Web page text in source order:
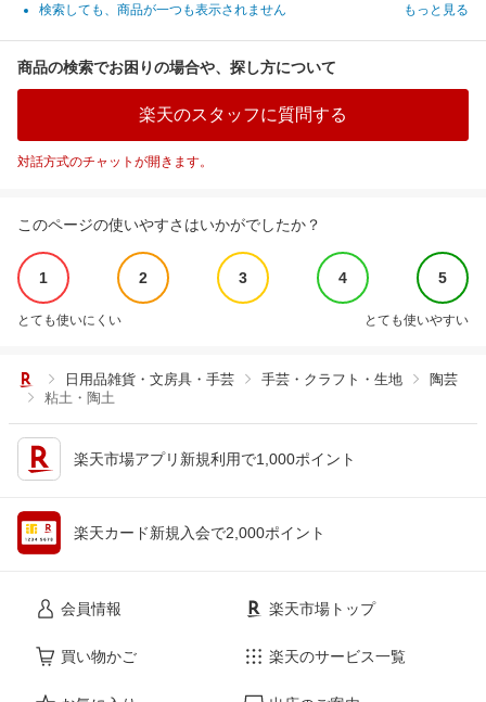
検索しても、商品が一つも表示されません
もっと見る
商品の検索でお困りの場合や、探し方について
楽天のスタッフに質問する
対話方式のチャットが開きます。
このページの使いやすさはいかがでしたか？
1 2 3 4 5
とても使いにくい とても使いやすい
日用品雑貨・文房具・手芸 手芸・クラフト・生地
陶芸
粘土・陶土
楽天市場アプリ新規利用で1,000ポイント
楽天カード新規入会で2,000ポイント
会員情報
買い物かご
楽天市場トップ
楽天のサービス一覧